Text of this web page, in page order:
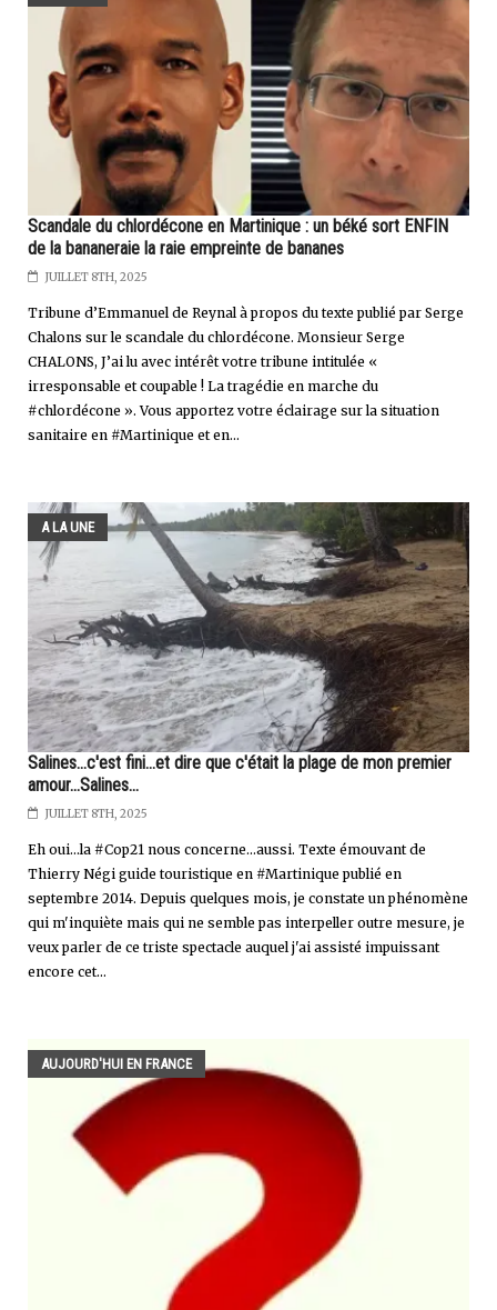
Scandale du chlordécone en Martinique : un béké sort ENFIN
de la bananeraie la raie empreinte de bananes
JUILLET 8TH, 2025
Tribune d’Emmanuel de Reynal à propos du texte publié par Serge
Chalons sur le scandale du chlordécone. Monsieur Serge
CHALONS, J’ai lu avec intérêt votre tribune intitulée «
irresponsable et coupable ! La tragédie en marche du
#chlordécone ». Vous apportez votre éclairage sur la situation
sanitaire en #Martinique et en...
A LA UNE
Salines...c'est fini...et dire que c'était la plage de mon premier
amour...Salines...
JUILLET 8TH, 2025
Eh oui...la #Cop21 nous concerne...aussi. Texte émouvant de
Thierry Négi guide touristique en #Martinique publié en
septembre 2014. Depuis quelques mois, je constate un phénomène
qui m'inquiète mais qui ne semble pas interpeller outre mesure, je
veux parler de ce triste spectacle auquel j'ai assisté impuissant
encore cet...
AUJOURD'HUI EN FRANCE